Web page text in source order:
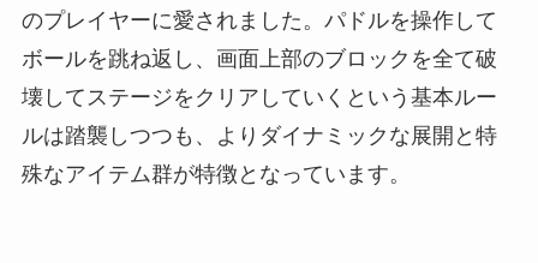
のプレイヤーに愛されました。パドルを操作して
ボールを跳ね返し、画面上部のブロックを全て破
壊してステージをクリアしていくという基本ルー
ルは踏襲しつつも、よりダイナミックな展開と特
殊なアイテム群が特徴となっています。